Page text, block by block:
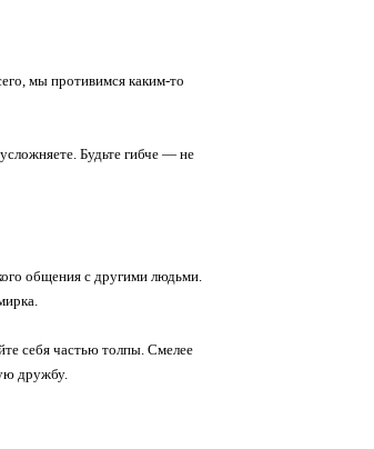
мы противимся каким-то
Будьте гибче — не
общения с другими людьми.
себя частью толпы. Смелее
дружбу.